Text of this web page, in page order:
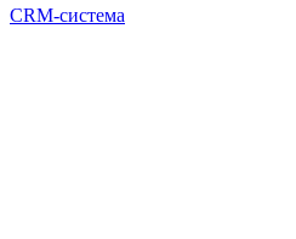
CRM-система